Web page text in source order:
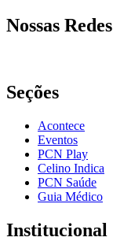
Nossas Redes
Seções
Acontece
Eventos
PCN Play
Celino Indica
PCN Saúde
Guia Médico
Institucional